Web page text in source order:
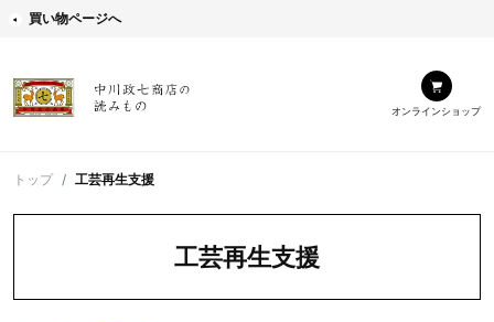
買い物ページへ
オンラインショップ
トップ 工芸再生支援
工芸再生支援